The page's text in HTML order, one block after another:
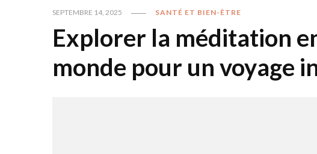
SEPTEMBRE 14, 2025 SANTÉ ET BIEN-ÊTRE
Explorer la méditation
monde pour un voyage